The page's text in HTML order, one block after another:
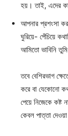
হয়। তাই, এদের
আপনার প্রশংসা
ঘুরিয়ে- পেঁচিয়ে
আমিতো ভাবিনি
তবে বেশিরভাগ
করে বা যেকোনো
পেয়ে নিজেকে কষ্ট
কেবল পাত্তা